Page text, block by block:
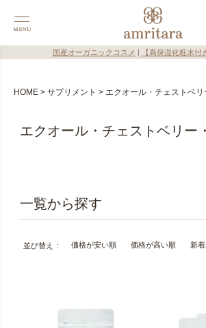
国産オーガニックコスメ 【高保湿化粧水付
HOME サプリメント エクオール・チェストベリ
エクオール・チェストベリー
並び替え 価格が安い順 価格が高い順 新